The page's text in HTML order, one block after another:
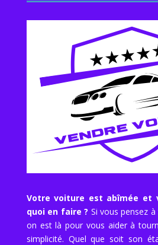
Votre voiture est abîmée et
quoi en faire ? Si vous pensez
on est là pour vous aider à
simplicité. Quel que soit son